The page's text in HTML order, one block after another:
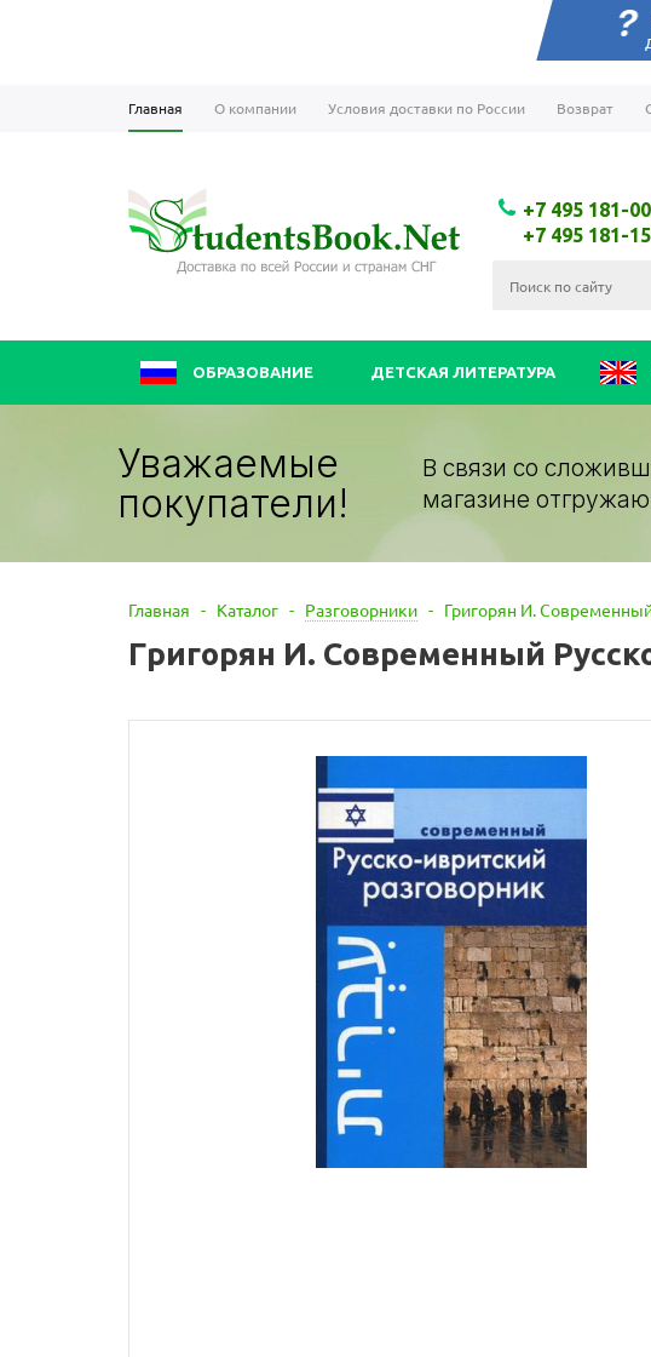
Главная О компании Условия доставки по России Возврат
+7 495 181-
+7 495 181-
ОБРАЗОВАНИЕ ДЕТСКАЯ ЛИТЕРАТУРА
Уважаемые
покупатели!
В связи со
магазине
Главная - Каталог - Разговорники - Григорян И.
Григорян И. Современный